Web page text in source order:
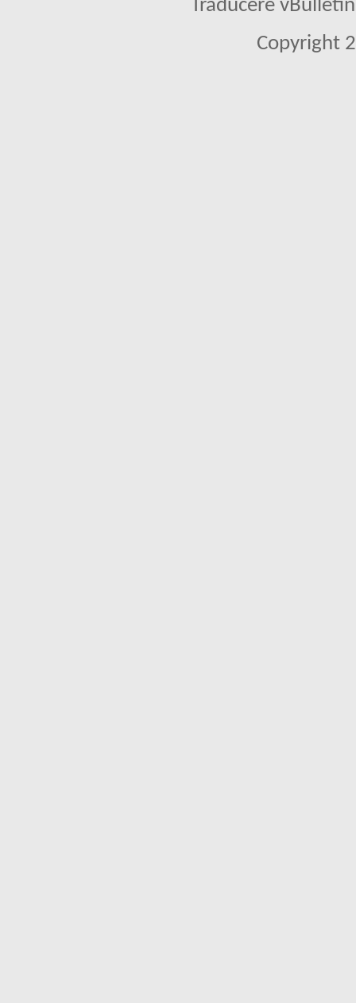
Traducere
Copyright